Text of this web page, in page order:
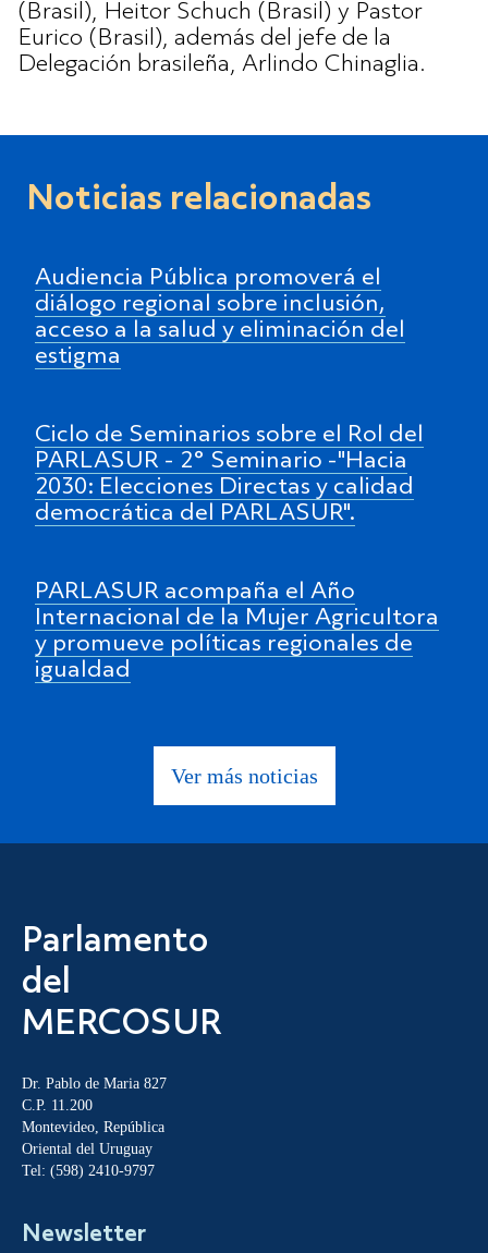
(Brasil), Heitor Schuch (Brasil) y Pastor
Eurico (Brasil), además del jefe de la
Delegación brasileña, Arlindo Chinaglia.
Noticias relacionadas
Audiencia Pública promoverá el
diálogo regional sobre inclusión,
acceso a la salud y eliminación del
estigma
Ciclo de Seminarios sobre el Rol del
PARLASUR - 2° Seminario -"Hacia
2030: Elecciones Directas y calidad
democrática del PARLASUR".
PARLASUR acompaña el Año
Internacional de la Mujer Agricultora
y promueve políticas regionales de
igualdad
Ver más noticias
Parlamento
del
MERCOSUR
Dr. Pablo de Maria 827
C.P. 11.200
Montevideo, República
Oriental del Uruguay
Tel: (598) 2410-9797
Newsletter